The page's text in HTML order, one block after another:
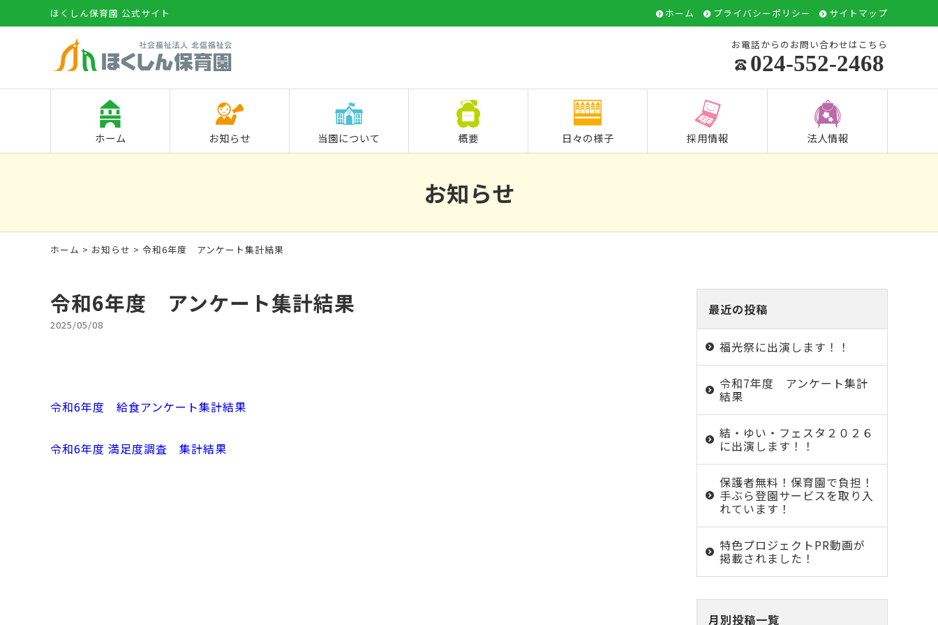
ほくしん保育園 公式サイト ホーム プライバシーポリシー サイトマップ
お電話からのお問い合わせはこちら
024-552-2468
ホーム お知らせ 当園について 概要 日々の様子 採用情報 法人情報
お知らせ
ホーム > お知らせ > 令和6年度 アンケート集計結果
令和6年度 アンケート集計結果
2025/05/08
令和6年度 給食アンケート集計結果
令和6年度 満足度調査 集計結果
最近の投稿
福光祭に出演します！！
令和7年度 アンケート集計
結果
結・ゆい・フェスタ２０２６
に出演します！！
保護者無料！保育園で負担！
手ぶら登園サービスを取り入
れています！
特色プロジェクトPR動画が
掲載されました！
月別投稿一覧